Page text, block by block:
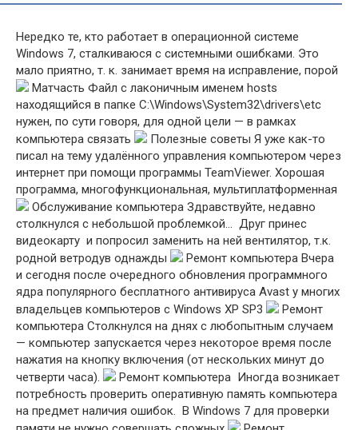
Нередко те, кто работает в операционной системе
Windows 7, сталкиваюся с системными ошибками. Это
мало приятно, т. к. занимает время на исправление, порой
Матчасть Файл c лаконичным именем hosts
находящийся в папке C:\Windows\System32\drivers\etc
нужен, по сути говоря, для одной цели — в рамках
компьютера связать
Полезные советы Я уже как-то
писал на тему удалённого управления компьютером через
интернет при помощи программы TeamViewer. Хорошая
программа, многофункциональная, мультиплатформенная
Обслуживание компьютера Здравствуйте, недавно
столкнулся с небольшой проблемкой… Друг принес
видеокарту и попросил заменить на ней вентилятор, т.к.
родной ветродув однажды
Ремонт компьютера Вчера
и сегодня после очередного обновления программного
ядра популярного бесплатного антивируса Avast у многих
владельцев компьютеров с Windows XP SP3
Ремонт
компьютера Столкнулся на днях с любопытным случаем
— компьютер запускается через некоторое время после
нажатия на кнопку включения (от нескольких минут до
четверти часа).
Ремонт компьютера Иногда возникает
потребность проверить оперативную память компьютера
на предмет наличия ошибок. В Windows 7 для проверки